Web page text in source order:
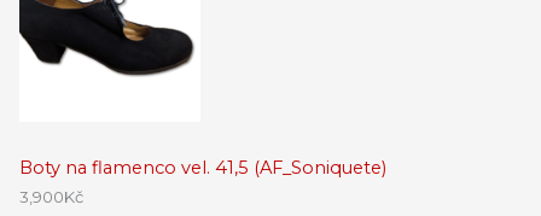
Boty na flamenco vel. 41,5 (AF_Soniquete)
3,900Kč